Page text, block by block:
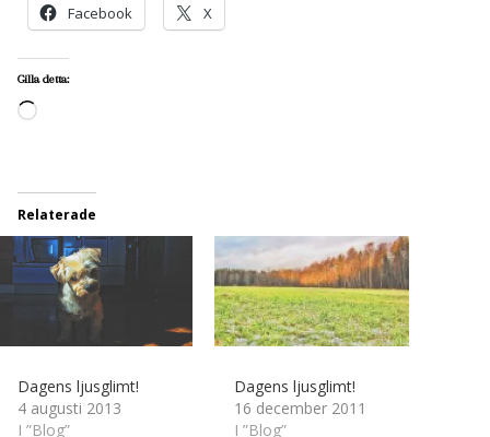
Facebook X
Gilla detta:
Laddar
Relaterade
Dagens ljusglimt!
4 augusti 2013
I ”Blog”
Dagens ljusglimt!
16 december 2011
I ”Blog”